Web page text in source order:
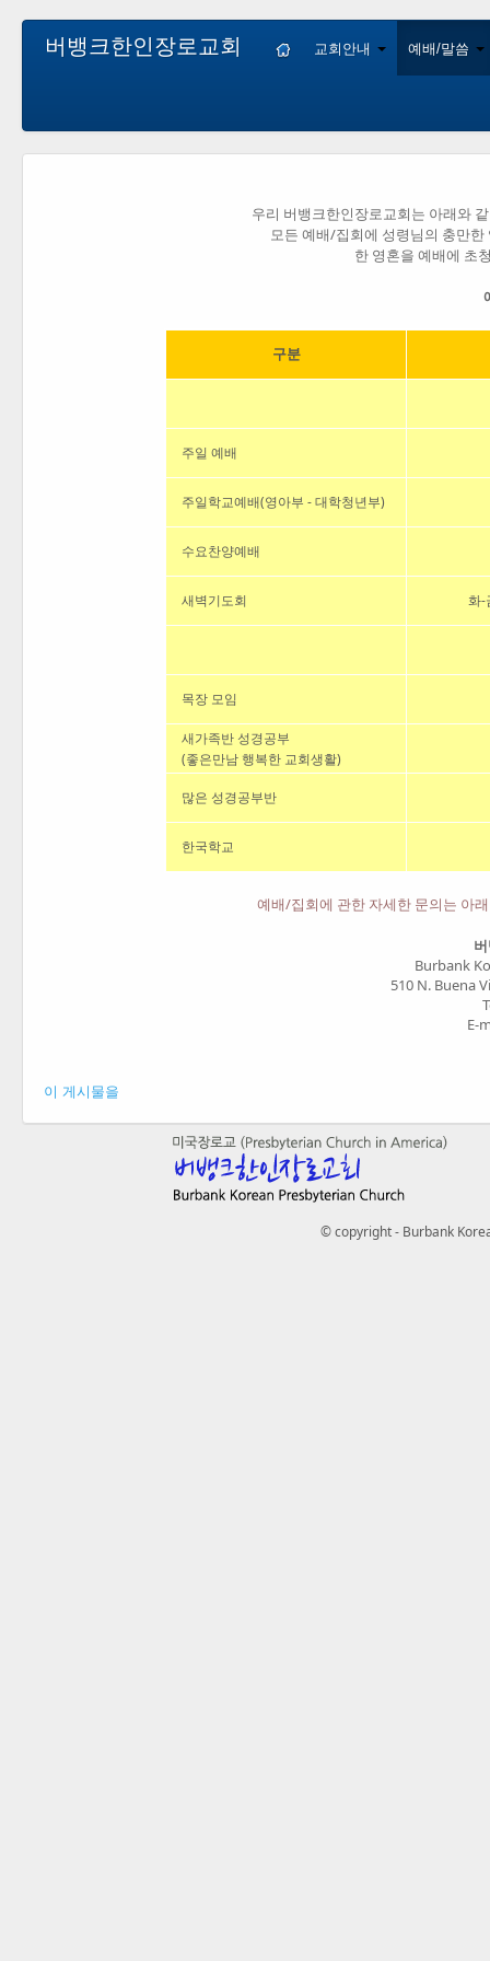
버뱅크한인장로교회 교회안내 예배/말씀
우리 버뱅크한인장로교회는 아래와
모든 예배/집회에 성령님의 충만
한 영혼을 예배에 초
구분
주일 예배
주일학교예배(영아부 - 대학청년부)
수요찬양예배
새벽기도회 화-
목장 모임
새가족반 성경공부
(좋은만남 행복한 교회생활)
많은 성경공부반
한국학교
예배/집회에 관한 자세한 문의는 아
Burbank
510 N. Buena
E-
이 게시물을
© copyright - Burbank